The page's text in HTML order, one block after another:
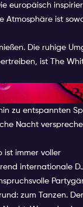
europäisch
Atmosphäre ist
Die ruhige
ist The
zu entspannten
Nacht
ist immer voller
internationale
zum Tanzen.